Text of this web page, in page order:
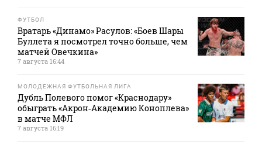
ФУТБОЛ
Вратарь «Динамо» Расулов: «Боев Шары
Буллета я посмотрел точно больше, чем
матчей Овечкина»
7 августа 16:44
МОЛОДЕЖНАЯ ФУТБОЛЬНАЯ ЛИГА
Дубль Полевого помог «Краснодару»
обыграть «Акрон‑Академию Коноплева»
в матче МФЛ
7 августа 16:19